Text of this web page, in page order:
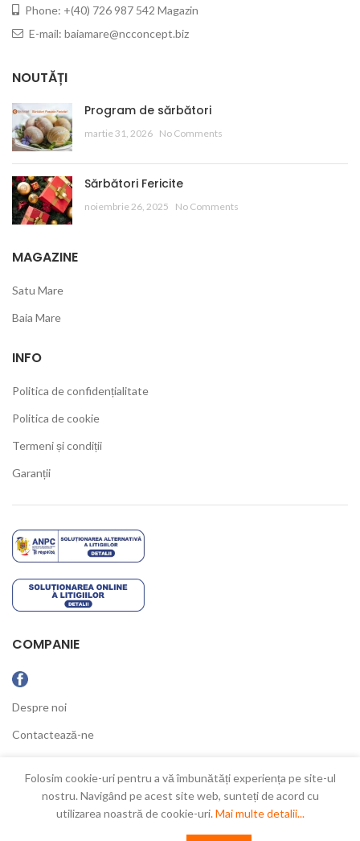
Phone: +(40) 726 987 542 Magazin
E-mail: baiamare@ncconcept.biz
NOUTĂȚI
Program de sărbători
martie 31, 2026 No Comments
Sărbători Fericite
noiembrie 26, 2025 No Comments
MAGAZINE
Satu Mare
Baia Mare
INFO
Politica de confidențialitate
Politica de cookie
Termeni și condiții
Garanții
COMPANIE
Despre noi
Contactează-ne
Folosim cookie-uri pentru a vă îmbunătăți experiența pe site-ul
nostru. Navigând pe acest site web, sunteți de acord cu
utilizarea noastră de cookie-uri. Mai multe detalii...